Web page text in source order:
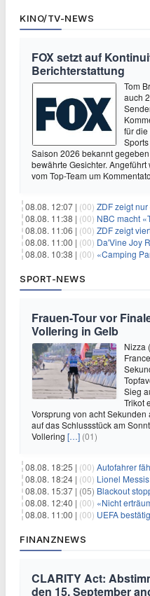
KINO/TV-NEWS
FOX setzt auf
Berichterstattung
Tom
auch
für die
Saison 2026 bekannt
bewährte Gesichter.
vom Top-Team um
08.08. 12:07 | (00) ZDF zeigt nur
08.08. 11:38 | (00) NBC macht
08.08. 11:06 | (00) ZDF zeigt
08.08. 11:00 | (00) Da'Vine Joy
08.08. 10:38 | (00) «Camping
SPORT-NEWS
Frauen-Tour vor
Vollering in Gelb
Nizza
Sieg
Trikot
Vorsprung von acht
auf das Schlussstück am
Vollering […] (01)
08.08. 18:25 | (00) Autofahrer
08.08. 18:24 | (00) Lionel Messis
08.08. 15:37 | (05) Blackout
08.08. 12:40 | (00) «Nicht
08.08. 11:00 | (00) UEFA bestätigt
FINANZNEWS
CLARITY Act:
den 15. September